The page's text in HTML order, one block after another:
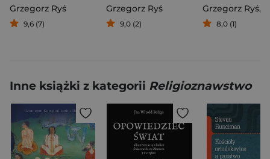
Grzegorz Ryś
9,6 (7)
Grzegorz Ryś
9,0 (2)
Grzegorz Ryś,
8,0 (1)
Inne książki z kategorii Religioznawstwo